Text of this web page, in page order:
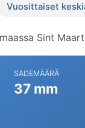
Vuosittaiset
Sint
SADEMÄÄRÄ
37 mm